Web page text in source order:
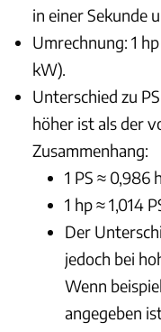
in einer Sekunde
Umrechnung: 1
kW).
Unterschied zu
höher ist als der
Zusammenhang:
1 PS ≈ 0,986
1 hp ≈ 1,014
Der
jedoch bei
Wenn
angegeben